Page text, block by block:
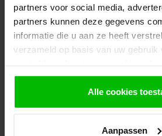
partners voor social media,
partners kunnen deze gegevens
informatie die u aan ze heeft
verzameld op basis van uw gebruik
gebruiken.
Alle cookies
Aanpassen
uw bestelling vooraf per
Recent bekeken